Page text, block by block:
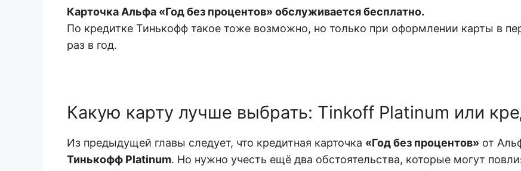
Карточка Альфа «Год без процентов» обслуживается бесплатно.
По кредитке Тинькофф такое тоже возможно, но только при оформлении карты в
раз в год.
Какую карту лучше выбрать: Tinkoff Platinum или
Из предыдущей главы следует, что кредитная карточка «Год без процентов» от
Тинькофф Platinum. Но нужно учесть ещё два обстоятельства, которые могут